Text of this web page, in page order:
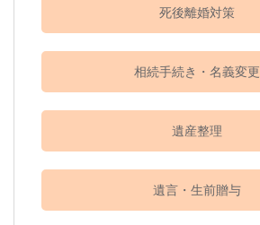
死後離婚対策
相続手続き・名義変更
遺産整理
遺言・生前贈与